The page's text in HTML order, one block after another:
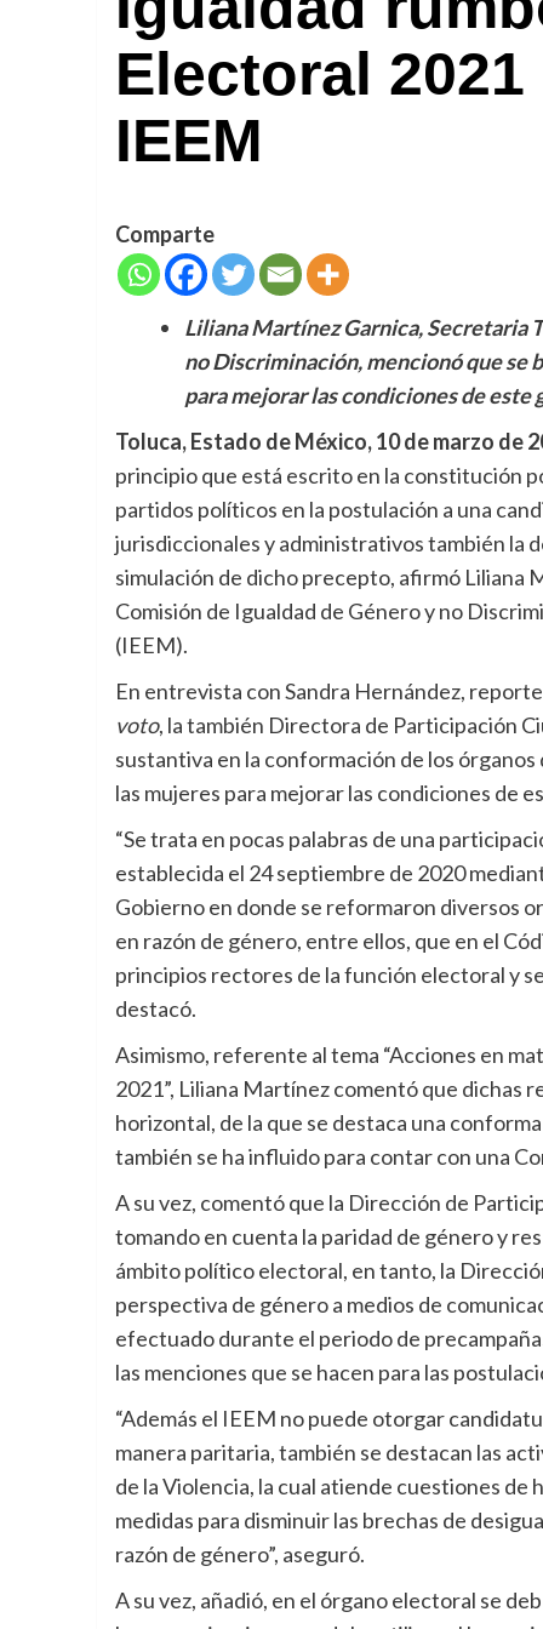
Electoral
IEEM
Comparte
Liliana Martínez Garnica, Secretaria
no Discriminación, mencionó que se
para mejorar las condiciones de
Toluca, Estado de México, 10 de marzo de
principio que está escrito en la constitución
partidos políticos en la postulación a una
jurisdiccionales y administrativos también la
simulación de dicho precepto, afirmó Liliana
Comisión de Igualdad de Género y no
(IEEM).
En entrevista con Sandra Hernández,
voto, la también Directora de Participación
sustantiva en la conformación de los
las mujeres para mejorar las condiciones de
“Se trata en pocas palabras de una
establecida el 24 septiembre de 2020
Gobierno en donde se reformaron diversos
en razón de género, entre ellos, que en el
principios rectores de la función electoral y
destacó.
Asimismo, referente al tema “Acciones en
2021”, Liliana Martínez comentó que dichas
horizontal, de la que se destaca una
también se ha influido para contar con una
A su vez, comentó que la Dirección de
tomando en cuenta la paridad de género y
ámbito político electoral, en tanto, la
perspectiva de género a medios de
efectuado durante el periodo de
las menciones que se hacen para las
“Además el IEEM no puede otorgar
manera paritaria, también se destacan las
de la Violencia, la cual atiende cuestiones de
medidas para disminuir las brechas de
razón de género”, aseguró.
A su vez, añadió, en el órgano electoral se